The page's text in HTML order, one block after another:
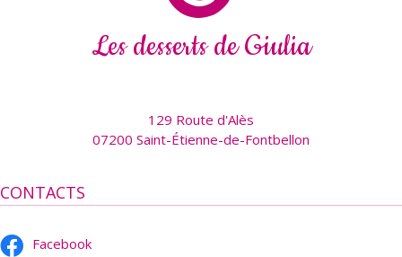
Les desserts de Giulia
129 Route d'Alès
07200 Saint-Étienne-de-Fontbellon
CONTACTS
Facebook